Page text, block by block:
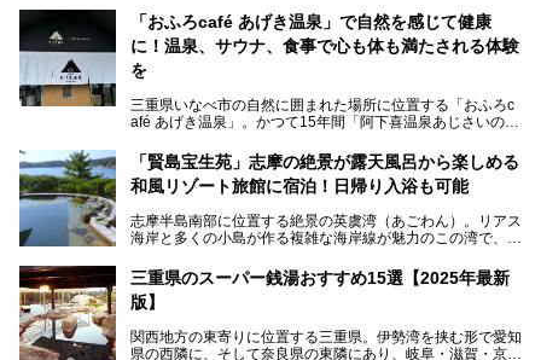
「おふろcafé あげき温泉」で自然を感じて健康
に！温泉、サウナ、食事で心も体も満たされる体験
を
三重県いなべ市の自然に囲まれた場所に位置する「おふろc
afé あげき温泉」。かつて15年間「阿下喜温泉あじさいの
泊が楽しめる施設として2024年4月に新しく生まれ変わりま
した！
ていた施設……。今回は、地元の方から観光客まで楽しめる
「おふろcafé あげき温泉」をじっくりご紹介していきま
「賢島宝生苑」志摩の絶景が露天風呂から楽しめる
和風リゾート旅館に宿泊！日帰り入浴も可能
志摩半島南部に位置する絶景の英虞湾（あごわん）。リアス
海岸と多くの小島が作る複雑な海岸線が魅力のこの湾で、最
らも英虞湾が一望できる人気の旅館「賢島宝生苑（かしこじ
まほうじょうえん）」をご紹介します。日帰り入浴もできま
すよ！
───
提供元：賢島宝生苑【PR】
三重県のスーパー銭湯おすすめ15選【2025年最新
版】
関西地方の東寄りに位置する三重県。伊勢湾を挟む形で愛知
県の西隣に、そして奈良県の東隣にあり、岐阜・滋賀・京